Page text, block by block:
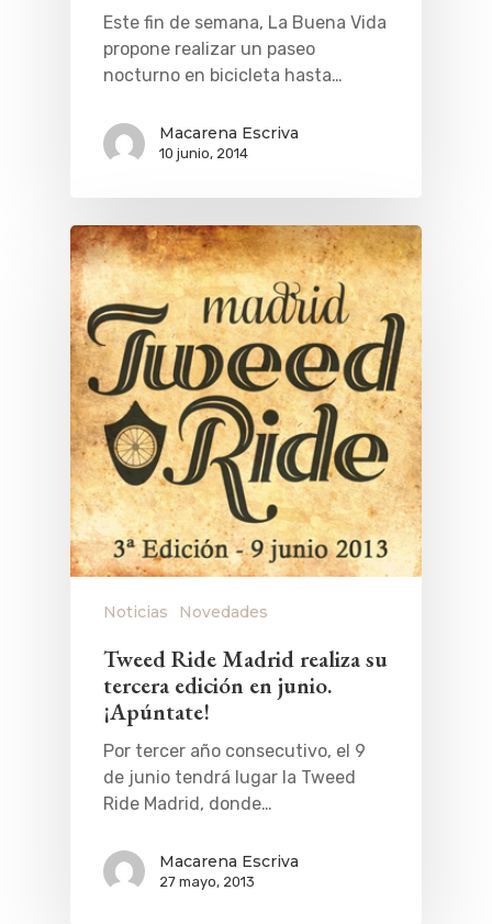
Este fin de semana, La Buena Vida
propone realizar un paseo
nocturno en bicicleta hasta…
Macarena Escriva
10 junio, 2014
Noticias Novedades
Tweed Ride Madrid realiza su
tercera edición en junio.
¡Apúntate!
Por tercer año consecutivo, el 9
de junio tendrá lugar la Tweed
Ride Madrid, donde…
Macarena Escriva
27 mayo, 2013